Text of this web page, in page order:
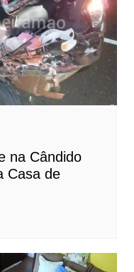
na Cândido
Casa de